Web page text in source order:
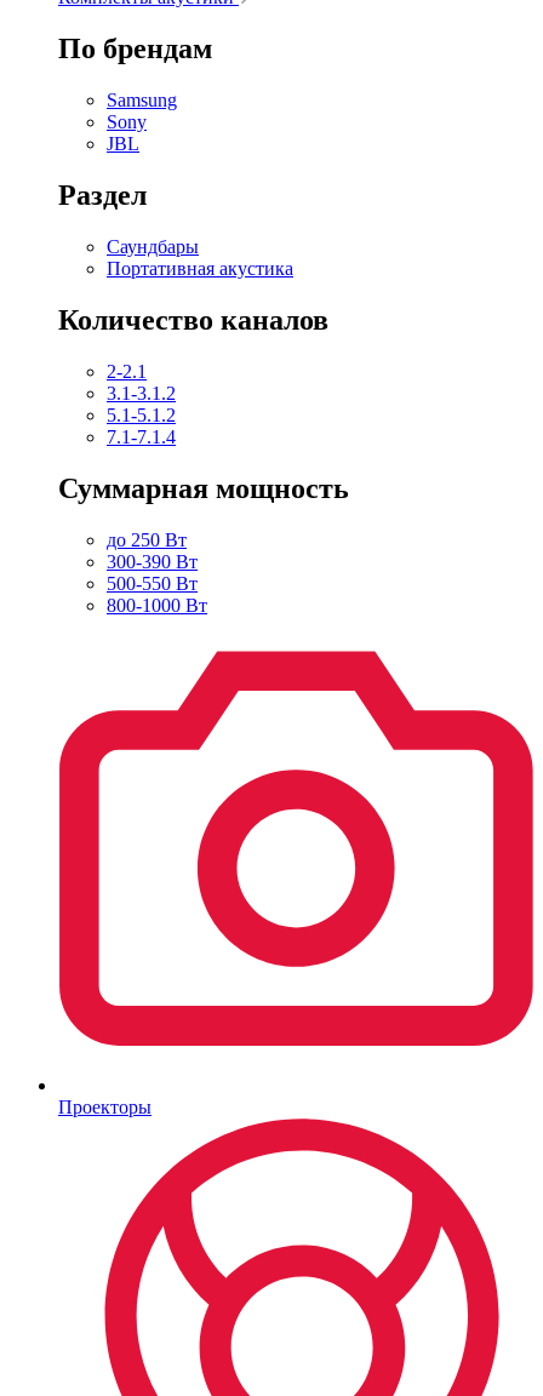
По брендам
Samsung
Sony
JBL
Раздел
Саундбары
Портативная акустика
Количество каналов
2-2.1
3.1-3.1.2
5.1-5.1.2
7.1-7.1.4
Суммарная мощность
до 250 Вт
300-390 Вт
500-550 Вт
800-1000 Вт
Проекторы